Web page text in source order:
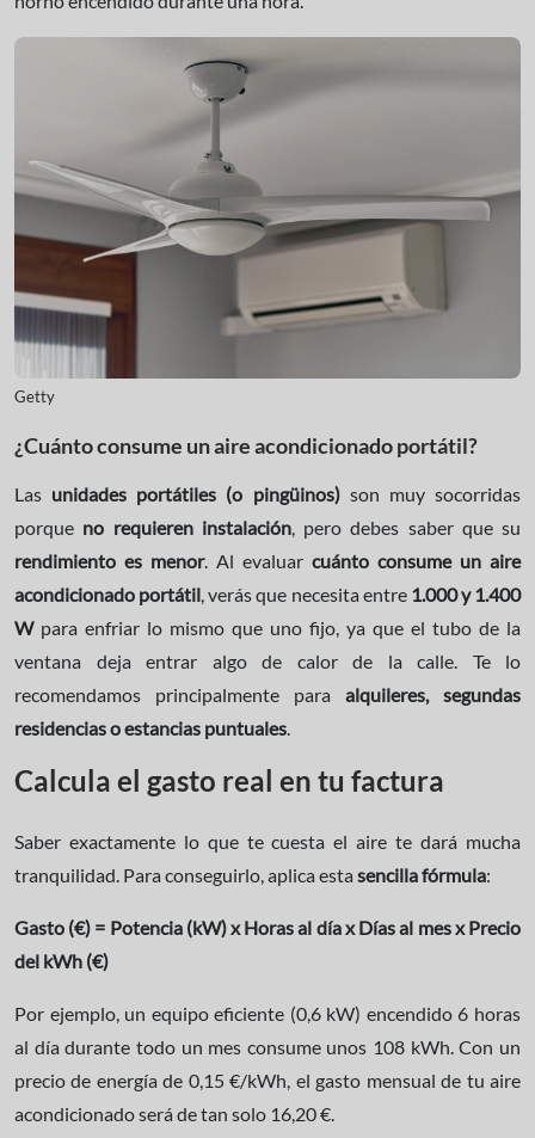
Getty
¿Cuánto consume un aire acondicionado portátil?
Las unidades portátiles (o pingüinos) son muy socorridas
porque no requieren instalación, pero debes saber que su
rendimiento es menor. Al evaluar cuánto consume un aire
acondicionado portátil, verás que necesita entre 1.000 y 1.400
Wpara enfriar lo mismo que uno fijo, ya que el tubo de la
ventana deja entrar algo de calor de la calle. Te lo
recomendamos principalmente para alquileres, segundas
residencias o estancias puntuales.
Calcula el gasto real en tu factura
Saber exactamente lo que te cuesta el aire te dará mucha
tranquilidad. Para conseguirlo, aplica esta sencilla fórmula:
Gasto (€) = Potencia (kW) x Horas al día x Días al mes x Precio
del kWh (€)
Por ejemplo, un equipo eficiente (0,6 kW) encendido 6 horas
al día durante todo un mes consume unos 108 kWh. Con un
precio de energía de 0,15 €/kWh, el gasto mensual de tu aire
acondicionado será de tan solo 16,20 €.